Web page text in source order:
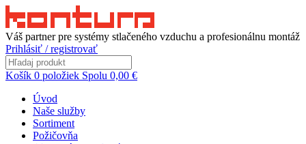
Váš partner pre systémy stlačeného vzduchu a profesionálnu montáž
Prihlásiť / registrovať
Košík 0 položiek Spolu 0,00 €
Úvod
Naše služby
Sortiment
Požičovňa